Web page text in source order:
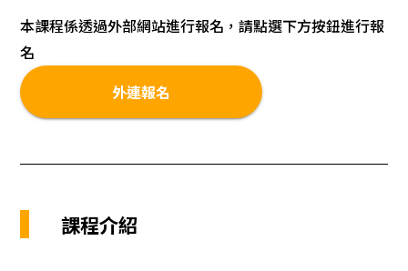
本課程係透過外部網站進行報名，請點選下方按鈕進行報
名
外連報名
課程介紹